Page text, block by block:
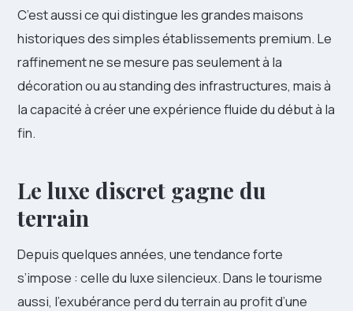
C’est aussi ce qui distingue les grandes maisons
historiques des simples établissements premium. Le
raffinement ne se mesure pas seulement à la
décoration ou au standing des infrastructures, mais à
la capacité à créer une expérience fluide du début à la
fin.
Le luxe discret gagne du
terrain
Depuis quelques années, une tendance forte
s’impose : celle du luxe silencieux. Dans le tourisme
aussi, l’exubérance perd du terrain au profit d’une